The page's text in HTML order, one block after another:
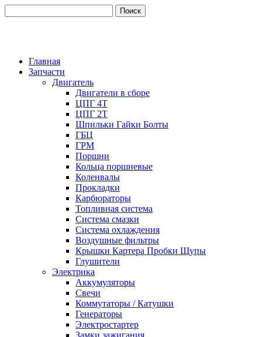
Главная
Запчасти
Двигатель
Двигатели в сборе
ЦПГ 4Т
ЦПГ 2Т
Шпильки Гайки Болты
ГБЦ
ГРМ
Поршни
Кольца поршневые
Коленвалы
Прокладки
Карбюраторы
Топливная система
Система смазки
Система охлаждения
Воздушные фильтры
Крышки Картера Пробки Щупы
Глушители
Электрика
Аккумуляторы
Свечи
Коммутаторы / Катушки
Генераторы
Электростартер
Замки зажигания